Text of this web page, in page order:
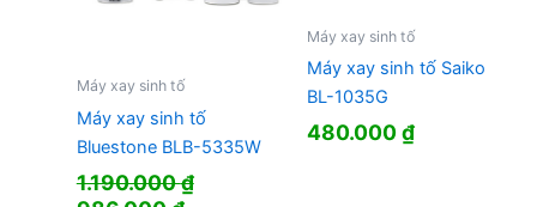
Máy xay sinh tố
Máy xay sinh tố
Bluestone BLB-5335W
1.190.000₫
Máy xay sinh tố
Máy xay sinh tố Saiko
BL-1035G
480.000₫